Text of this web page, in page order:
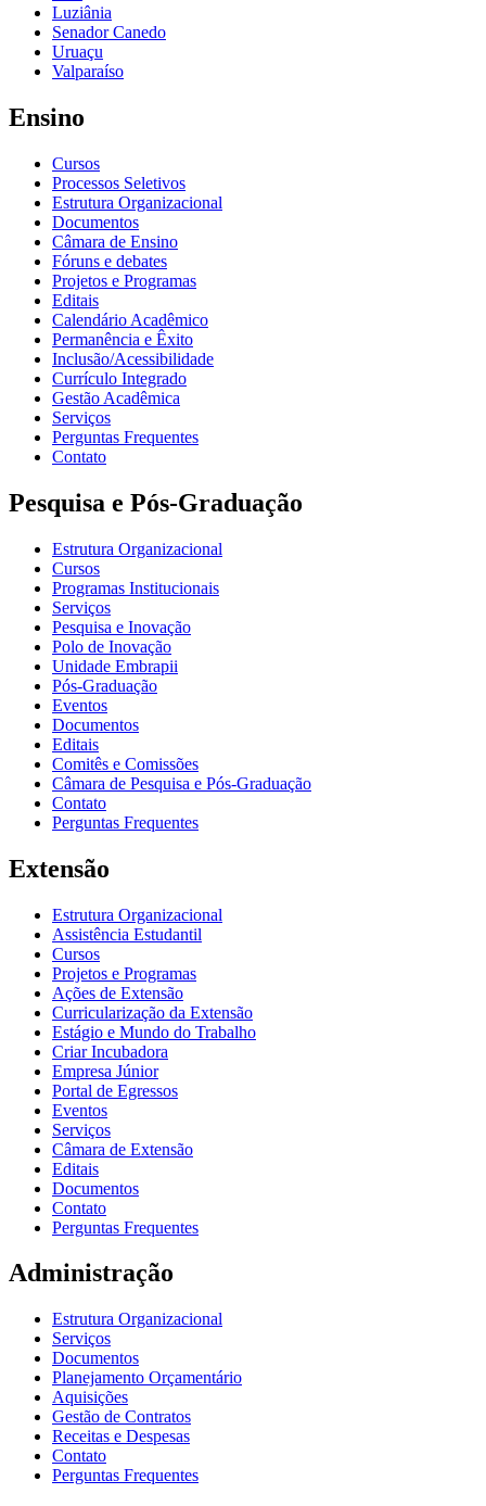
Luziânia
Senador Canedo
Uruaçu
Valparaíso
Ensino
Cursos
Processos Seletivos
Estrutura Organizacional
Documentos
Câmara de Ensino
Fóruns e debates
Projetos e Programas
Editais
Calendário Acadêmico
Permanência e Êxito
Inclusão/Acessibilidade
Currículo Integrado
Gestão Acadêmica
Serviços
Perguntas Frequentes
Contato
Pesquisa e Pós-Graduação
Estrutura Organizacional
Cursos
Programas Institucionais
Serviços
Pesquisa e Inovação
Polo de Inovação
Unidade Embrapii
Pós-Graduação
Eventos
Documentos
Editais
Comitês e Comissões
Câmara de Pesquisa e Pós-Graduação
Contato
Perguntas Frequentes
Extensão
Estrutura Organizacional
Assistência Estudantil
Cursos
Projetos e Programas
Ações de Extensão
Curricularização da Extensão
Estágio e Mundo do Trabalho
Criar Incubadora
Empresa Júnior
Portal de Egressos
Eventos
Serviços
Câmara de Extensão
Editais
Documentos
Contato
Perguntas Frequentes
Administração
Estrutura Organizacional
Serviços
Documentos
Planejamento Orçamentário
Aquisições
Gestão de Contratos
Receitas e Despesas
Contato
Perguntas Frequentes